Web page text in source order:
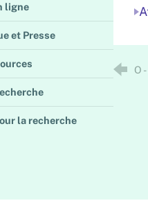
ligne
et Presse
la recherche
O